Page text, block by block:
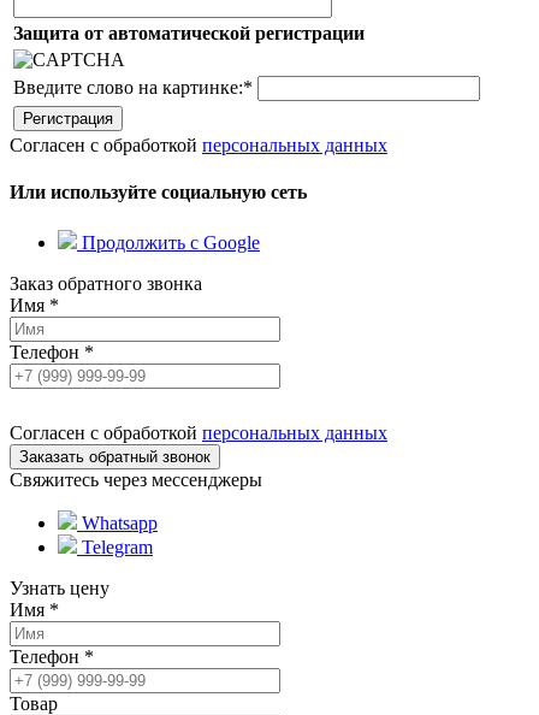
Защита от автоматической регистрации
Введите слово на картинке:*
Согласен с обработкой персональных данных
Или используйте социальную сеть
Продолжить с Google
Заказ обратного звонка
Имя *
Телефон *
Согласен с обработкой персональных данных
Свяжитесь через мессенджеры
Whatsapp
Telegram
Узнать цену
Имя *
Телефон *
Товар